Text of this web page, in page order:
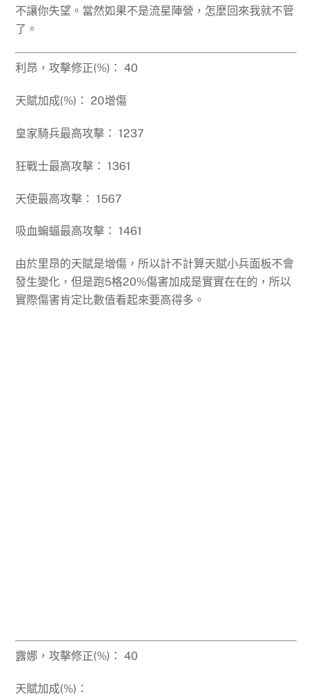
不讓你失望。當然如果不是流星陣營，怎麼回來我就不管
了。
利昂，攻擊修正(%)： 40
天賦加成(%)： 20增傷
皇家騎兵最高攻擊： 1237
狂戰士最高攻擊： 1361
天使最高攻擊： 1567
吸血蝙蝠最高攻擊： 1461
由於里昂的天賦是增傷，所以計不計算天賦小兵面板不會
發生變化，但是跑5格20%傷害加成是實實在在的，所以
實際傷害肯定比數值看起來要高得多。
露娜，攻擊修正(%)： 40
天賦加成(%)：